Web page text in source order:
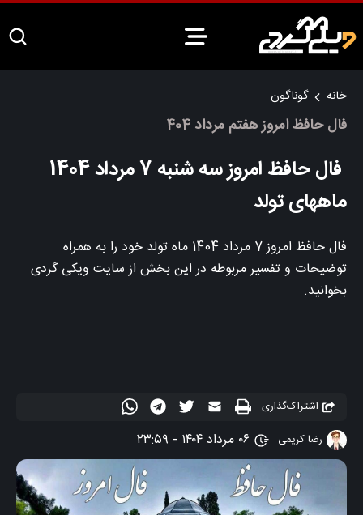
خانه گوناگون
فال حافظ امروز هفتم مرداد 404
فال حافظ امروز سه شنبه 7 مرداد 1404
ماههای تولد
فال حافظ امروز 7 مرداد 1404 ماه تولد خود را به همراه
توضیحات و تفسیر مربوطه در این بخش از سایت ویکی گردی
بخوانید.
اشتراک‌گذاری
رضا کریمی
۰۶ مرداد ۱۴۰۴ - ۲۳:۵۹